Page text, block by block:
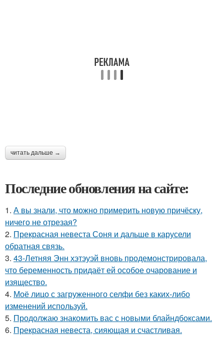
читать дальше →
Последние обновления на сайте:
1. А вы знали, что можно примерить новую причёску,
ничего не отрезая?
2. Прекрасная невеста Соня и дальше в карусели
обратная связь.
3. 43-Летняя Энн хэтэуэй вновь продемонстрировала,
что беременность придаёт ей особое очарование и
изящество.
4. Моё лицо с загруженного селфи без каких-либо
изменений используй.
5. Продолжаю знакомить вас с новыми блайндбоксами.
6. Прекрасная невеста, сияющая и счастливая.